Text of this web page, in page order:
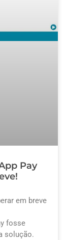
Pay
em breve
fosse
solução.